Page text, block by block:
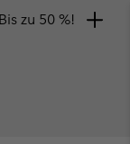
zu 50 %!